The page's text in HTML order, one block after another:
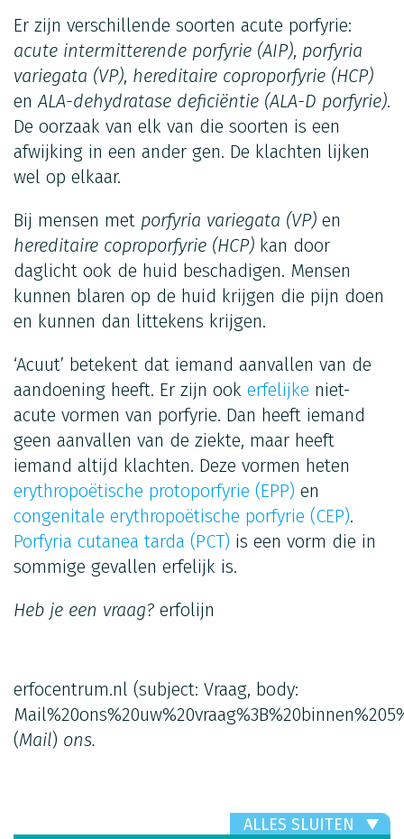
Er zijn verschillende soorten acute porfyrie:
acute intermitterende porfyrie (AIP), porfyria
variegata (VP), hereditaire coproporfyrie (HCP)
en ALA-dehydratase deficiëntie (ALA-D porfyrie).
De oorzaak van elk van die soorten is een
afwijking in een ander gen. De klachten lijken
wel op elkaar.
Bij mensen met porfyria variegata (VP) en
hereditaire coproporfyrie (HCP) kan door
daglicht ook de huid beschadigen. Mensen
kunnen blaren op de huid krijgen die pijn doen
en kunnen dan littekens krijgen.
‘Acuut’ betekent dat iemand aanvallen van de
aandoening heeft. Er zijn ook erfelijke niet-
acute vormen van porfyrie. Dan heeft iemand
geen aanvallen van de ziekte, maar heeft
iemand altijd klachten. Deze vormen heten
erythropoëtische protoporfyrie (EPP) en
congenitale erythropoëtische porfyrie (CEP).
Porfyria cutanea tarda (PCT) is een vorm die in
sommige gevallen erfelijk is.
Heb je een vraag? erfolijn
erfocentrum.nl (subject: Vraag, body:
(Mail) ons.
ALLES SLUITEN